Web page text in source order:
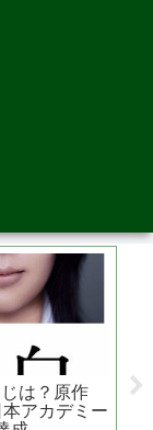
・フォーエ
は？ふたり
ケ